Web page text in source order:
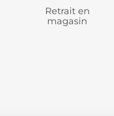
Retrait en
magasin